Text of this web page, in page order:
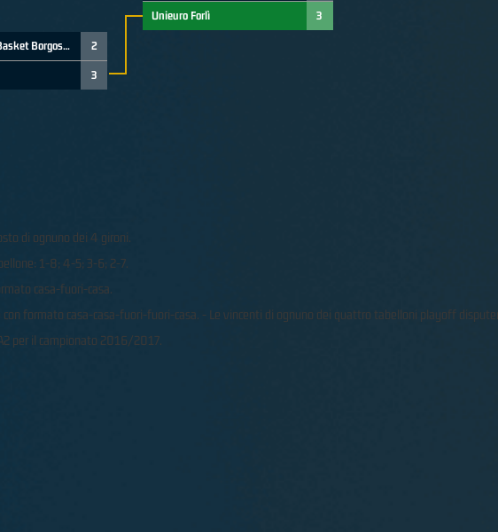
Gessi Valsesia Basket Borgosesia 2
3
Unieuro Forlì 3
di ognuno dei 4 gironi.
1-8; 4-5; 3-6; 2-7.
casa-fuori-casa.
formato casa-casa-fuori-fuori-casa. - Le vincenti di ognuno dei quattro tabelloni playoff
per il campionato 2016/2017.